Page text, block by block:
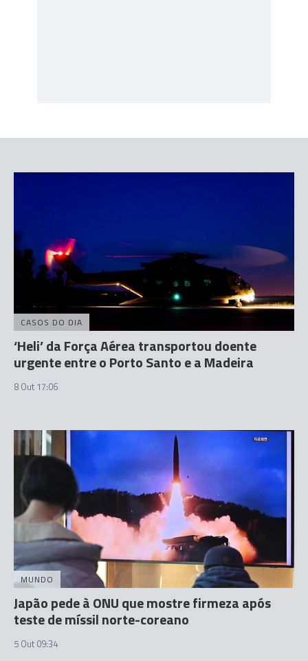
CASOS DO DIA
‘Heli’ da Força Aérea transportou doente
urgente entre o Porto Santo e a Madeira
8 Out 17:06
MUNDO
Japão pede à ONU que mostre firmeza após
teste de míssil norte-coreano
5 Out 09:34